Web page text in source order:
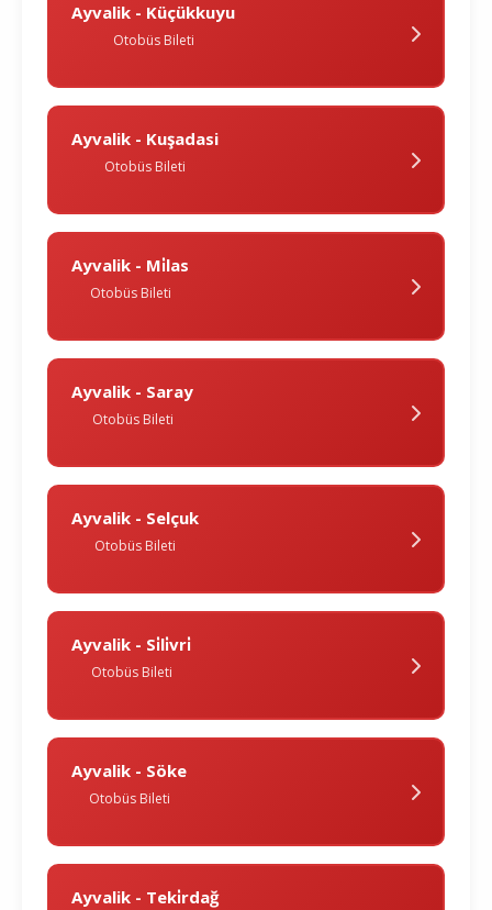
Ayvalik - Küçükkuyu
Otobüs Bileti
Ayvalik - Kuşadasi
Otobüs Bileti
Ayvalik - Mi̇las
Otobüs Bileti
Ayvalik - Saray
Otobüs Bileti
Ayvalik - Selçuk
Otobüs Bileti
Ayvalik - Si̇li̇vri̇
Otobüs Bileti
Ayvalik - Söke
Otobüs Bileti
Ayvalik - Teki̇rdağ